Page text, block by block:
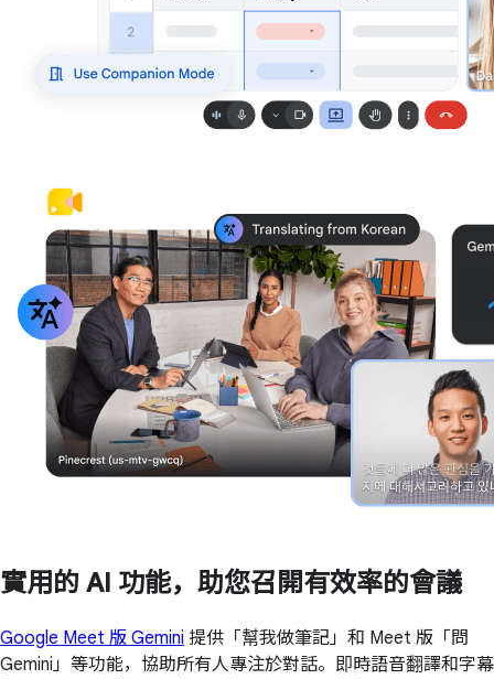
實用的 AI 功能，助您召開有效率的會議
Google Meet 版 Gemini 提供「幫我做筆記」和 Meet 版「問
Gemini」等功能，協助所有人專注於對話。即時語音翻譯和字幕